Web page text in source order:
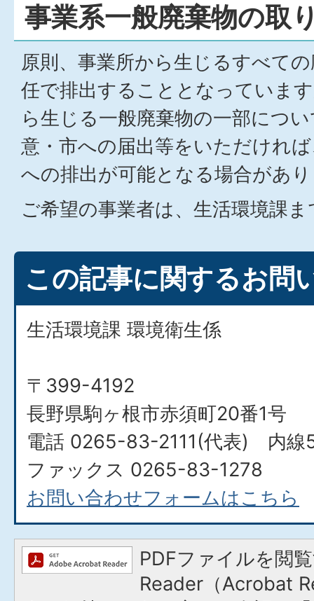
事業系一般廃棄物の取
原則、事業所から生じるすべて
任で排出することとなっていま
ら生じる一般廃棄物の一部につ
意・市への届出等をいただけれ
への排出が可能となる場合があ
ご希望の事業者は、生活環境課
この記事に関するお問
生活環境課 環境衛生係
〒399-4192
長野県駒ヶ根市赤須町20番1号
電話 0265-83-2111(代表) 内線
ファックス 0265-83-1278
お問い合わせフォームはこちら
PDFファイルを閲
Reader（Acrobat